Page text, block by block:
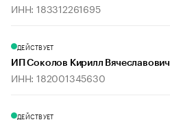
ИНН: 183312261695
ДЕЙСТВУЕТ
ИП Соколов Кирилл Вячеславович
ИНН: 182001345630
ДЕЙСТВУЕТ